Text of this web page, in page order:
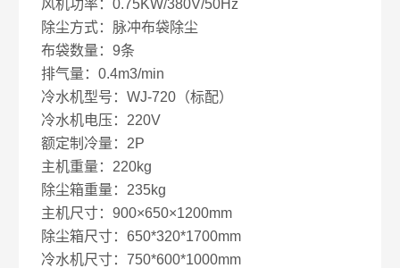
风机功率：0.75KW/380V/50Hz
除尘方式：脉冲布袋除尘
布袋数量：9条
排气量：0.4m3/min
冷水机型号：WJ-720（标配）
冷水机电压：220V
额定制冷量：2P
主机重量：220kg
除尘箱重量：235kg
主机尺寸：900×650×1200mm
除尘箱尺寸：650*320*1700mm
冷水机尺寸：750*600*1000mm